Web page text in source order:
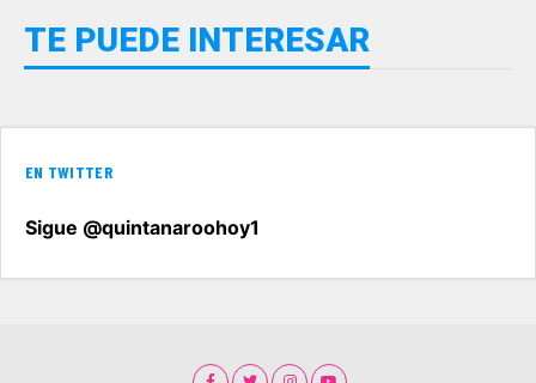
TE PUEDE INTERESAR
EN TWITTER
Sigue @quintanaroohoy1